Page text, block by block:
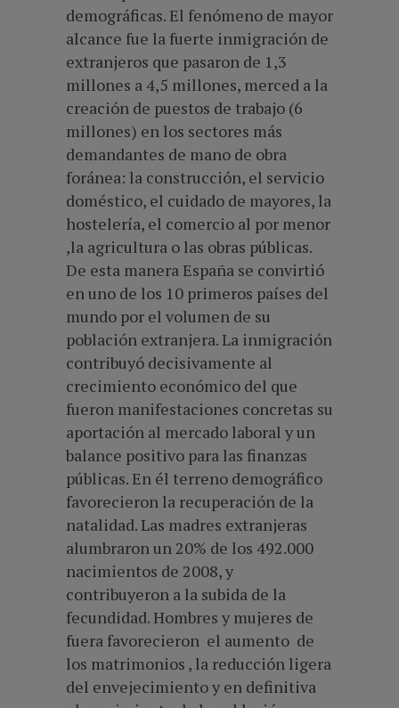
demográficas. El fenómeno de mayor
alcance fue la fuerte inmigración de
extranjeros que pasaron de 1,3
millones a 4,5 millones, merced a la
creación de puestos de trabajo (6
millones) en los sectores más
demandantes de mano de obra
foránea: la construcción, el servicio
doméstico, el cuidado de mayores, la
hostelería, el comercio al por menor
,la agricultura o las obras públicas.
De esta manera España se convirtió
en uno de los 10 primeros países del
mundo por el volumen de su
población extranjera. La inmigración
contribuyó decisivamente al
crecimiento económico del que
fueron manifestaciones concretas su
aportación al mercado laboral y un
balance positivo para las finanzas
públicas. En él terreno demográfico
favorecieron la recuperación de la
natalidad. Las madres extranjeras
alumbraron un 20% de los 492.000
nacimientos de 2008, y
contribuyeron a la subida de la
fecundidad. Hombres y mujeres de
fuera favorecieron el aumento de
los matrimonios , la reducción ligera
del envejecimiento y en definitiva